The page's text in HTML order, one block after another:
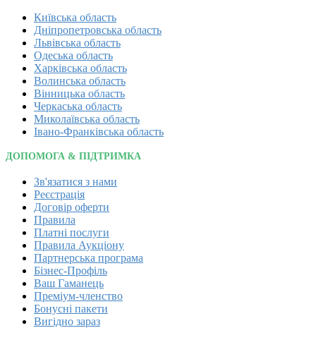
Київська область
Дніпропетровська область
Львівська область
Одеська область
Харківська область
Волинська область
Вінницька область
Черкаська область
Миколаївська область
Івано-Франківська область
ДОПОМОГА & ПІДТРИМКА
Зв'язатися з нами
Реєстрація
Договір оферти
Правила
Платні послуги
Правила Аукціону
Партнерська програма
Бізнес-Профіль
Ваш Гаманець
Преміум-членство
Бонусні пакети
Вигідно зараз